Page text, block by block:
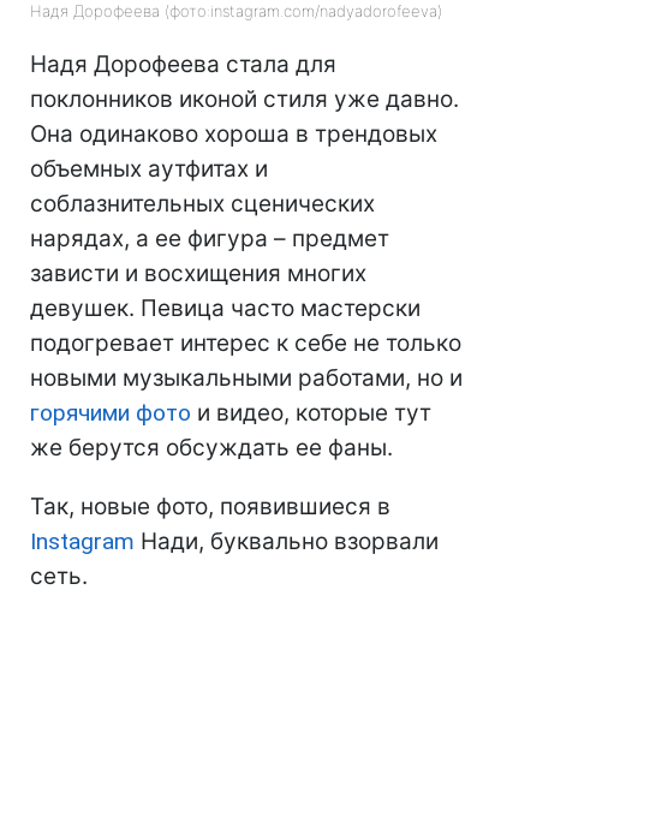
Надя Дорофеева (фото:instagram.com/nadyadorofeeva)
Надя Дорофеева стала для
поклонников иконой стиля уже давно.
Она одинаково хороша в трендовых
объемных аутфитах и
соблазнительных сценических
нарядах, а ее фигура – предмет
зависти и восхищения многих
девушек. Певица часто мастерски
подогревает интерес к себе не только
новыми музыкальными работами, но и
горячими фото и видео, которые тут
же берутся обсуждать ее фаны.
Так, новые фото, появившиеся в
Instagram Нади, буквально взорвали
сеть.